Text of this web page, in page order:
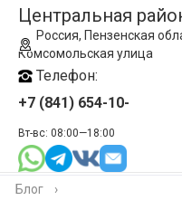
Центральная
Россия, Пензенская
Комсомольская улица
Телефон:
+7 (841) 654-10-
Вт-вс: 08:00—18:00
Блог ›